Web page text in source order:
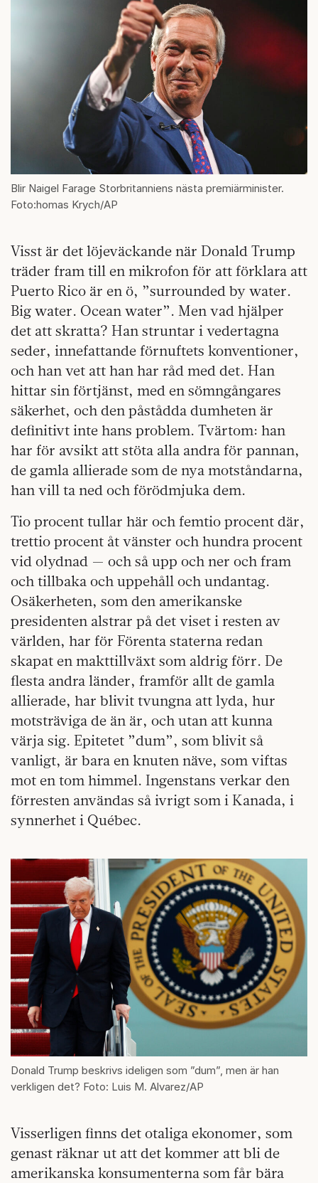
Blir Naigel Farage Storbritanniens nästa premiärminister.
Foto:homas Krych/AP
Visst är det löjeväckande när Donald Trump
träder fram till en mikrofon för att förklara att
Puerto Rico är en ö, ”surrounded by water.
Big water. Ocean water”. Men vad hjälper
det att skratta? Han struntar i vedertagna
seder, innefattande förnuftets konventioner,
och han vet att han har råd med det. Han
hittar sin förtjänst, med en sömngångares
säkerhet, och den påstådda dumheten är
definitivt inte hans problem. Tvärtom: han
har för avsikt att stöta alla andra för pannan,
de gamla allierade som de nya motståndarna,
han vill ta ned och förödmjuka dem.
Tio procent tullar här och femtio procent där,
trettio procent åt vänster och hundra procent
vid olydnad — och så upp och ner och fram
och tillbaka och uppehåll och undantag.
Osäkerheten, som den amerikanske
presidenten alstrar på det viset i resten av
världen, har för Förenta staterna redan
skapat en makttillväxt som aldrig förr. De
flesta andra länder, framför allt de gamla
allierade, har blivit tvungna att lyda, hur
motsträviga de än är, och utan att kunna
värja sig. Epitetet ”dum”, som blivit så
vanligt, är bara en knuten näve, som viftas
mot en tom himmel. Ingenstans verkar den
förresten användas så ivrigt som i Kanada, i
synnerhet i Québec.
Donald Trump beskrivs ideligen som ”dum”, men är han
verkligen det? Foto: Luis M. Alvarez/AP
Visserligen finns det otaliga ekonomer, som
genast räknar ut att det kommer att bli de
amerikanska konsumenterna som får bära